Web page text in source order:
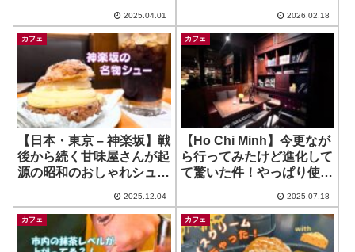
Minh – ロビーカフェ
2025.04.01
~ Bloom Garden
2026.02.18
カフェ
【日本・東京 – 神楽坂】戦
後から続く甘味屋さんが起
源の昭和のおしゃれシュー
2025.12.04
カフェ
【Ho Chi Minh】今更なが
ら行ってみたけど進化して
て驚いた件！やっぱり使え
Ngoc Dien
2025.07.18
カフェ カフェ